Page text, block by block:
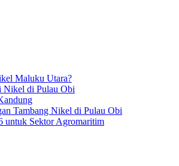
Maluku Utara?
Nikel di Pulau Obi
Tambang Nikel di Pulau Obi
untuk Sektor Agromaritim